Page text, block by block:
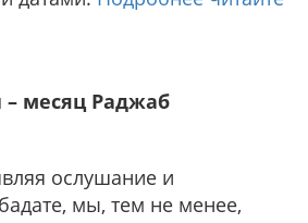
месяц Раджаб
ослушание и
мы, тем не менее,